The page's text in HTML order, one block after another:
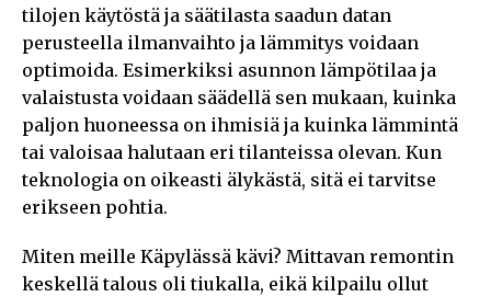
tilojen käytöstä ja säätilasta saadun datan
perusteella ilmanvaihto ja lämmitys voidaan
optimoida. Esimerkiksi asunnon lämpötilaa ja
valaistusta voidaan säädellä sen mukaan, kuinka
paljon huoneessa on ihmisiä ja kuinka lämmintä
tai valoisaa halutaan eri tilanteissa olevan. Kun
teknologia on oikeasti älykästä, sitä ei tarvitse
erikseen pohtia.
Miten meille Käpylässä kävi? Mittavan remontin
keskellä talous oli tiukalla, eikä kilpailu ollut